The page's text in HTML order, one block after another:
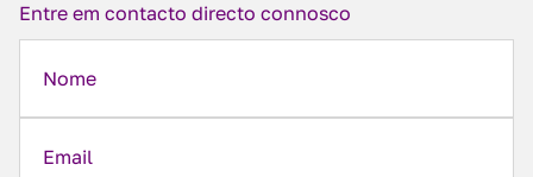
Entre em contacto directo connosco